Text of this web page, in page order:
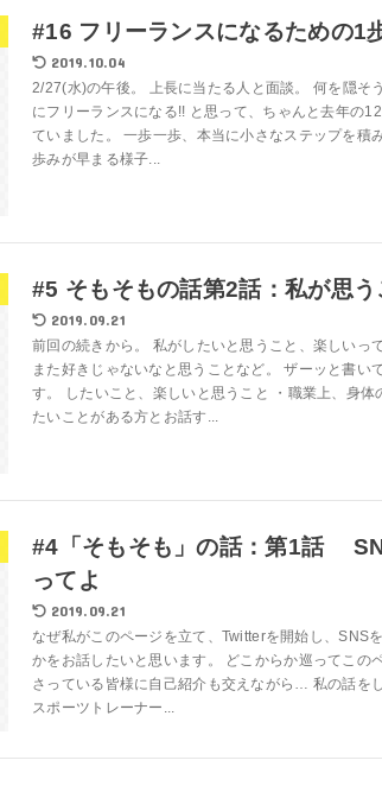
#16 フリーランスになるための1
2019.10.04
2/27(水)の午後。 上長に当たる人と面談。 何を隠そ
にフリーランスになる!! と思って、ちゃんと去年の
ていました。 一歩一歩、本当に小さなステップを積
歩みが早まる様子...
#5 そもそもの話第2話：私が思う
2019.09.21
前回の続きから。 私がしたいと思うこと、楽しいっ
また好きじゃないなと思うことなど。 ザーッと書い
す。 したいこと、楽しいと思うこと ・職業上、身体
たいことがある方とお話す...
#4「そもそも」の話：第1話
ってよ
2019.09.21
なぜ私がこのページを立て、Twitterを開始し、SNS
かをお話したいと思います。 どこからか巡ってこの
さっている皆様に自己紹介も交えながら… 私の話を
スポーツトレーナー...